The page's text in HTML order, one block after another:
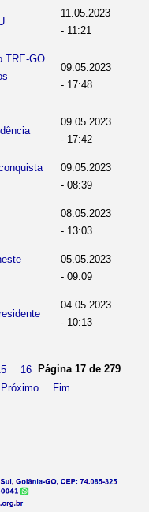
11.05.2023
- 11:21
TRE-GO
09.05.2023
- 17:48
09.05.2023
- 17:42
09.05.2023
- 08:39
08.05.2023
- 13:03
05.05.2023
- 09:09
04.05.2023
- 10:13
Página 17 de 279
16
Próximo Fim